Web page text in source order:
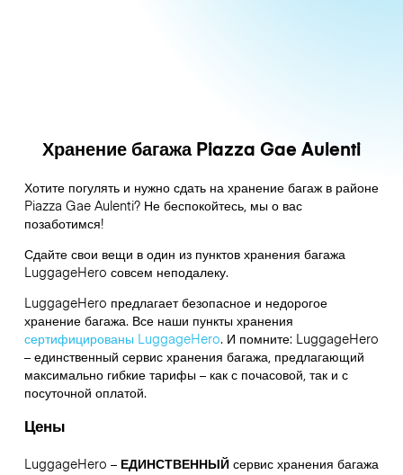
Хранение багажа Piazza Gae Aulenti
Хотите погулять и нужно сдать на хранение багаж в районе
Piazza Gae Aulenti? Не беспокойтесь, мы о вас
позаботимся!
Сдайте свои вещи в один из пунктов хранения багажа
LuggageHero совсем неподалеку.
LuggageHero предлагает безопасное и недорогое
хранение багажа. Все наши пункты хранения
сертифицированы LuggageHero. И помните: LuggageHero
– единственный сервис хранения багажа, предлагающий
максимально гибкие тарифы – как с почасовой, так и с
посуточной оплатой.
Цены
LuggageHero – ЕДИНСТВЕННЫЙсервис хранения багажа